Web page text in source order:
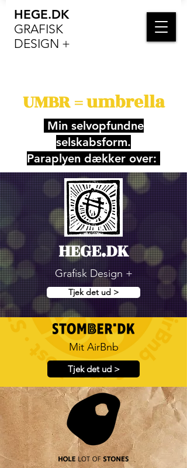
HEGE.DK
GRAFISK
DESIGN +
UMBR = umbrella
Min selvopfundne
selskabsform.
Paraplyen dækker over:
HEGE.DK
Grafisk Design +
Tjek det ud >
Mit AirBnb
Tjek det ud >